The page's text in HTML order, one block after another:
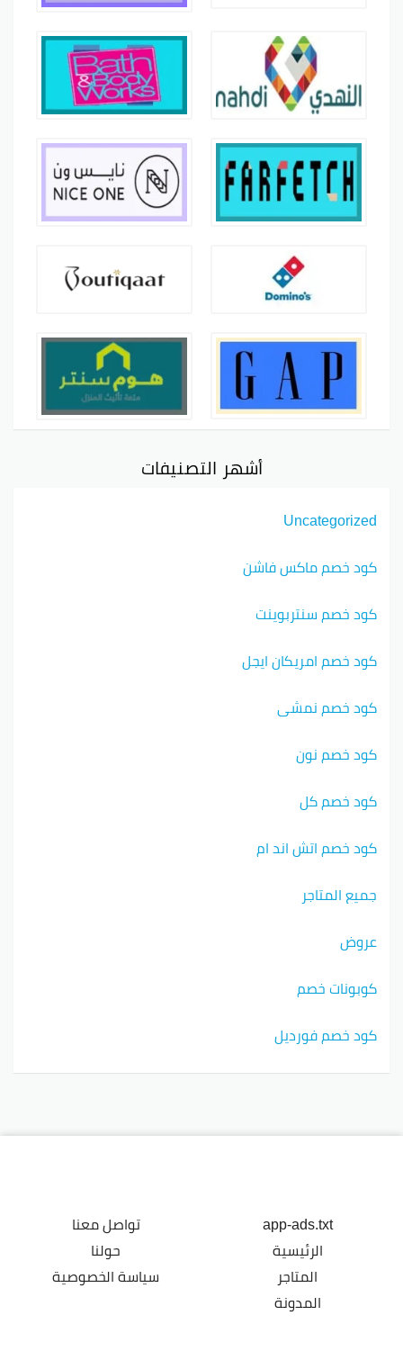
أشهر التصنيفات
Uncategorized
كود خصم ماكس فاشن
كود خصم سنتربوينت
كود خصم امريكان ايجل
كود خصم نمشي
كود خصم نون
كود خصم كل
كود خصم اتش اند ام
جميع المتاجر
عروض
كوبونات خصم
كود خصم فورديل
app-ads.txt
الرئيسية
المتاجر
المدونة
تواصل معنا
حولنا
سياسة الخصوصية